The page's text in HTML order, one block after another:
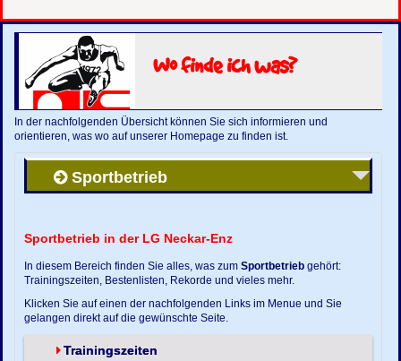
Wo finde ich was?
In der nachfolgenden Übersicht können Sie sich informieren und
orientieren, was wo auf unserer Homepage zu finden ist.
Sportbetrieb
Sportbetrieb in der LG Neckar-Enz
In diesem Bereich finden Sie alles, was zumSportbetrieb gehört:
Trainingszeiten, Bestenlisten, Rekorde und vieles mehr.
Klicken Sie auf einen der nachfolgenden Links im Menue und Sie
gelangen direkt auf die gewünschte Seite.
Trainingszeiten